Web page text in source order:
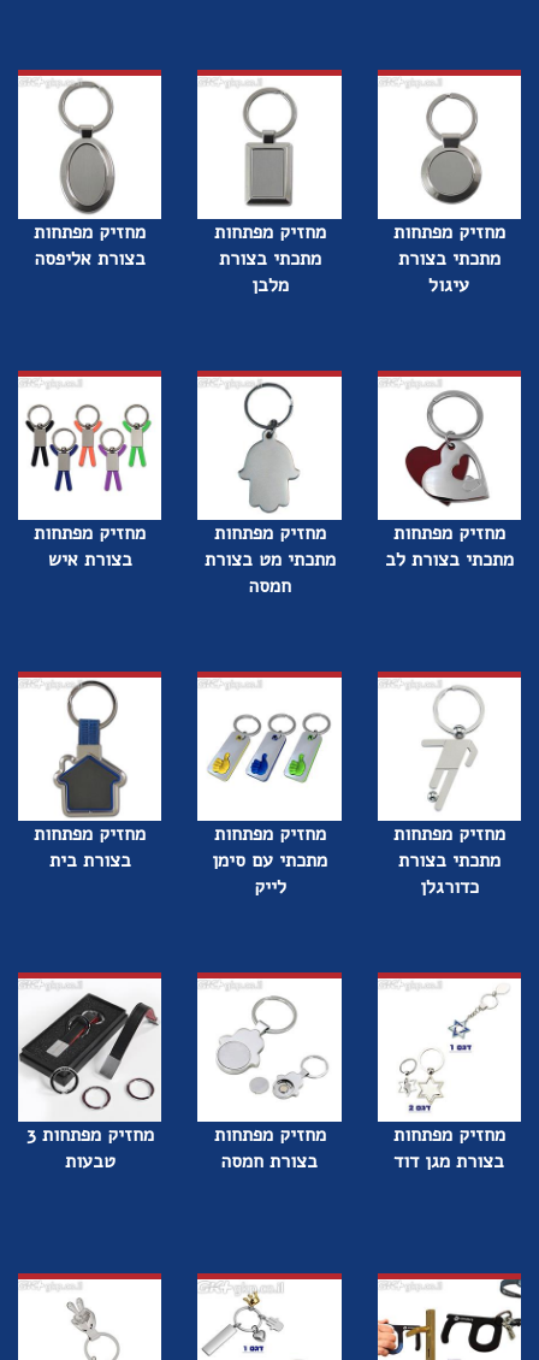
מחזיק מפתחות
מתכתי בצורת
עיגול
מחזיק מפתחות
מתכתי בצורת
מלבן
מחזיק מפתחות
בצורת אליפסה
מחזיק מפתחות
מתכתי בצורת לב
מחזיק מפתחות
מתכתי מט בצורת
חמסה
מחזיק מפתחות
בצורת איש
מחזיק מפתחות
מתכתי בצורת
כדורגלן
מחזיק מפתחות
מתכתי עם סימן
לייק
מחזיק מפתחות
בצורת בית
מחזיק מפתחות
בצורת מגן דוד
מחזיק מפתחות
בצורת חמסה
מחזיק מפתחות 3
טבעות